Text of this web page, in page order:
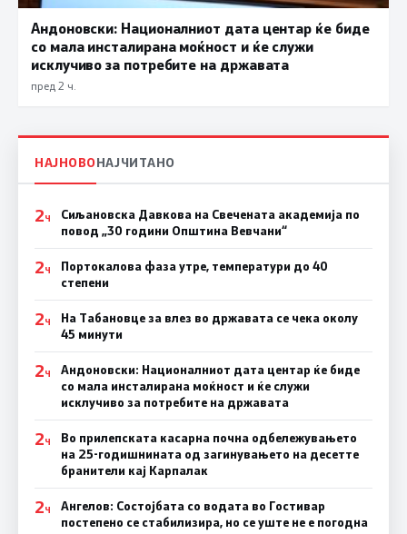
Андоновски: Националниот дата центар ќе биде
со мала инсталирана моќност и ќе служи
исклучиво за потребите на државата
пред 2 ч.
НАЈНОВОНАЈЧИТАНО
2Ч
Сиљановска Давкова на Свечената академија по
повод „30 години Општина Вевчани“
2Ч
Портокалова фаза утре, температури до 40
степени
2Ч
На Табановце за влез во државата се чека околу
45 минути
2Ч
Андоновски: Националниот дата центар ќе биде
со мала инсталирана моќност и ќе служи
исклучиво за потребите на државата
2Ч
Во прилепската касарна почна одбележувањето
на 25-годишнината од загинувањето на десетте
бранители кај Карпалак
2Ч
Ангелов: Состојбата со водата во Гостивар
постепено се стабилизира, но се уште не е погодна